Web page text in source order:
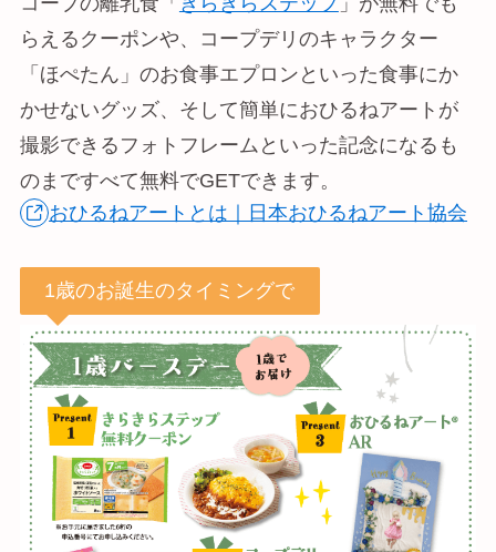
らえるクーポンや、コープデリのキャラクター
「ほぺたん」のお食事エプロンといった食事にか
かせないグッズ、そして簡単におひるねアートが
撮影できるフォトフレームといった記念になるも
のまですべて無料でGETできます。
おひるねアートとは｜日本おひるねアート協会
1歳のお誕生のタイミングで